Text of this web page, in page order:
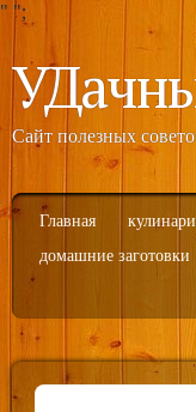
" ";
Сайт полезных
Главная
домашние заготовки